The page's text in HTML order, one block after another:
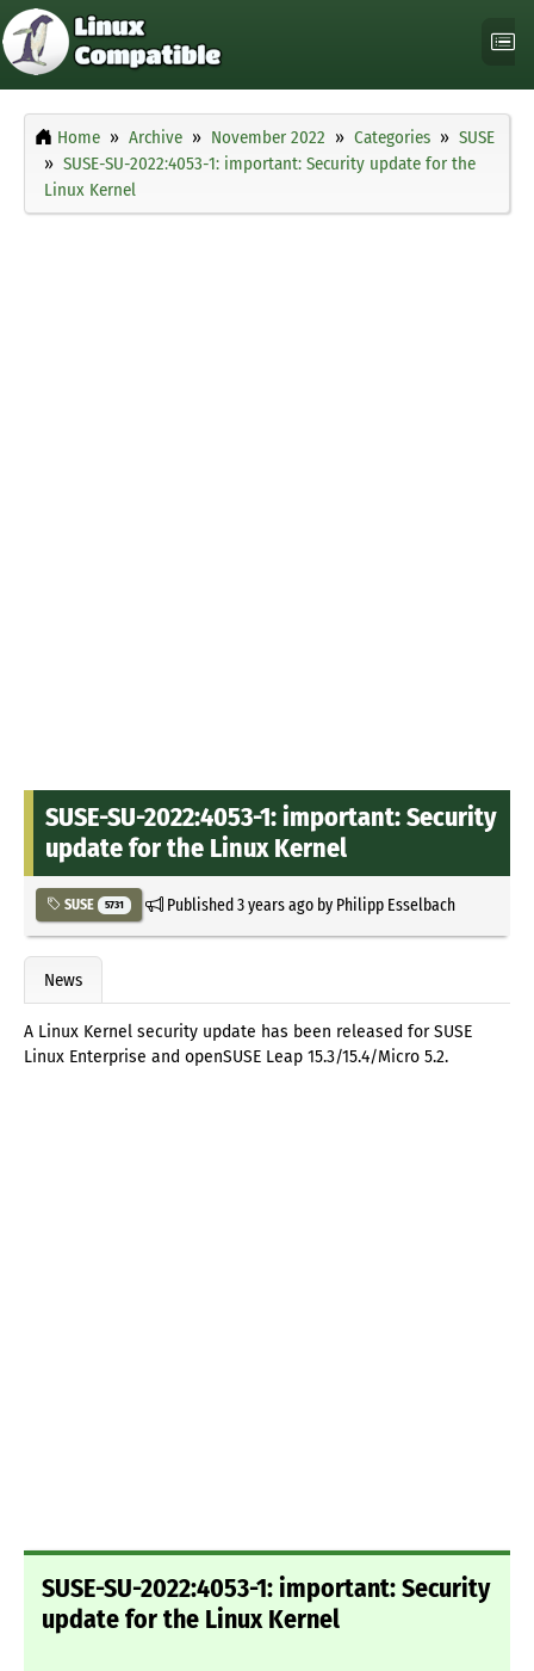
Home Archive November 2022 Categories
SUSE
SUSE-SU-2022:4053-1: important: Security update for the
Linux Kernel
SUSE-SU-2022:4053-1: important: Security
update for the Linux Kernel
SUSE 5731 Published3 years agoby Philipp Esselbach
News
A Linux Kernel security update has been released for SUSE
Linux Enterprise and openSUSE Leap 15.3/15.4/Micro 5.2.
SUSE-SU-2022:4053-1: important: Security
update for the Linux Kernel